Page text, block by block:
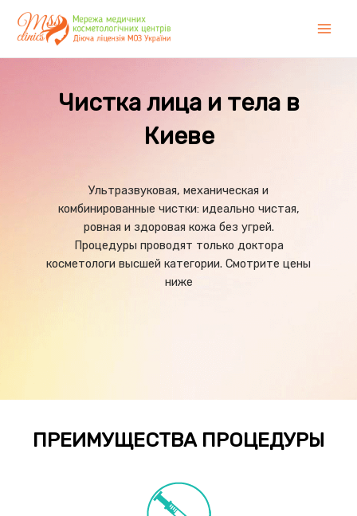
содержимому
Чистка лица и тела в
Киеве
Ультразвуковая, механическая и
комбинированные чистки: идеально чистая,
ровная и здоровая кожа без угрей.
Процедуры проводят только доктора
косметологи высшей категории. Смотрите цены
ниже
ПРЕИМУЩЕСТВА ПРОЦЕДУРЫ